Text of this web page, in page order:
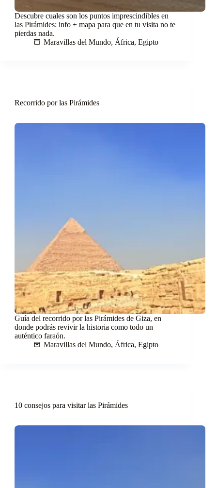
Descubre cuales son los puntos imprescindibles en
las Pirámides: info + mapa para que en tu visita no te
pierdas nada.
Maravillas del Mundo, África, Egipto
Recorrido por las Pirámides
Guía del recorrido por las Pirámides de Giza, en
donde podrás revivir la historia como todo un
auténtico faraón.
Maravillas del Mundo, África, Egipto
10 consejos para visitar las Pirámides